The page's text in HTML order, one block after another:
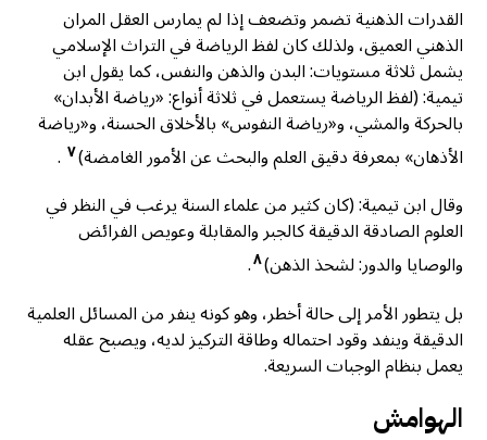
القدرات الذهنية تضمر وتضعف إذا لم يمارس العقل المران
الذهني العميق، ولذلك كان لفظ الرياضة في التراث الإسلامي
يشمل ثلاثة مستويات: البدن والذهن والنفس، كما يقول ابن
تيمية: (لفظ الرياضة يستعمل في ثلاثة أنواع: «رياضة الأبدان»
بالحركة والمشي، و«رياضة النفوس» بالأخلاق الحسنة، و«رياضة
الأذهان» بمعرفة دقيق العلم والبحث عن الأمور الغامضة)٧ .
وقال ابن تيمية: (كان كثير من علماء السنة يرغب في النظر في
العلوم الصادقة الدقيقة كالجبر والمقابلة وعويص الفرائض
والوصايا والدور: لشحذ الذهن)٨.
بل يتطور الأمر إلى حالة أخطر، وهو كونه ينفر من المسائل العلمية
الدقيقة وينفد وقود احتماله وطاقة التركيز لديه، ويصبح عقله
يعمل بنظام الوجبات السريعة.
الهوامش